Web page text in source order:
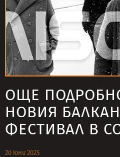
ОЩЕ
НОВИЯ
ФЕСТИВАЛ В
20 юни 2025